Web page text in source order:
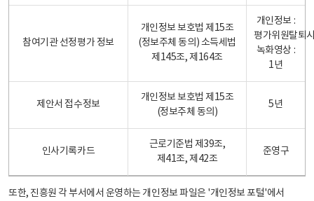
참여기관 선정평가 정보
개인정보 보호법 제15조
(정보주체 동의) 소득세법
제145조, 제164조
개인정보 :
평가위원탈퇴
녹화영상 :
1년
제안서 접수정보
개인정보 보호법 제15조
(정보주체 동의)
5년
인사기록카드
근로기준법 제39조,
제41조, 제42조
준영구
또한, 진흥원 각 부서에서 운영하는 개인정보 파일은 '개인정보 포털'에서